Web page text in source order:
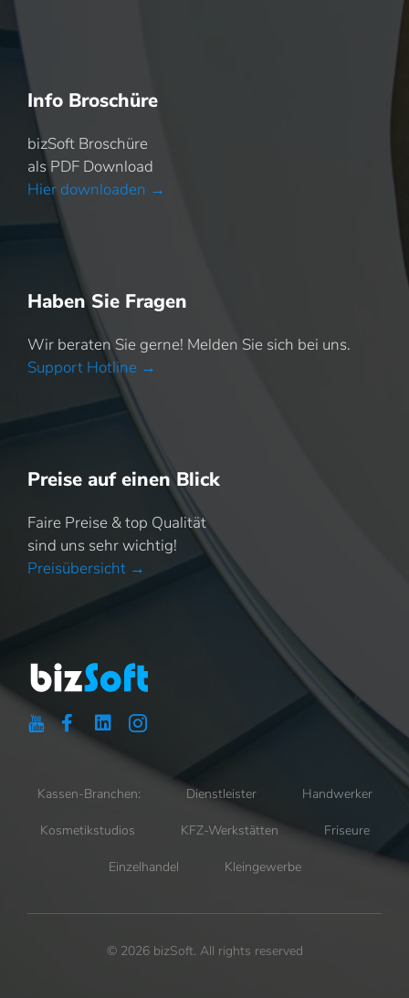
Info Broschüre
bizSoft Broschüre
als PDF Download
Hier downloaden →
Haben Sie Fragen
Wir beraten Sie gerne! Melden Sie sich bei uns.
Support Hotline →
Preise auf einen Blick
Faire Preise & top Qualität
sind uns sehr wichtig!
Preisübersicht →
Kassen-Branchen: Dienstleister Handwerker
Kosmetikstudios KFZ-Werkstätten Friseure
Einzelhandel Kleingewerbe
© 2026 bizSoft. All rights reserved